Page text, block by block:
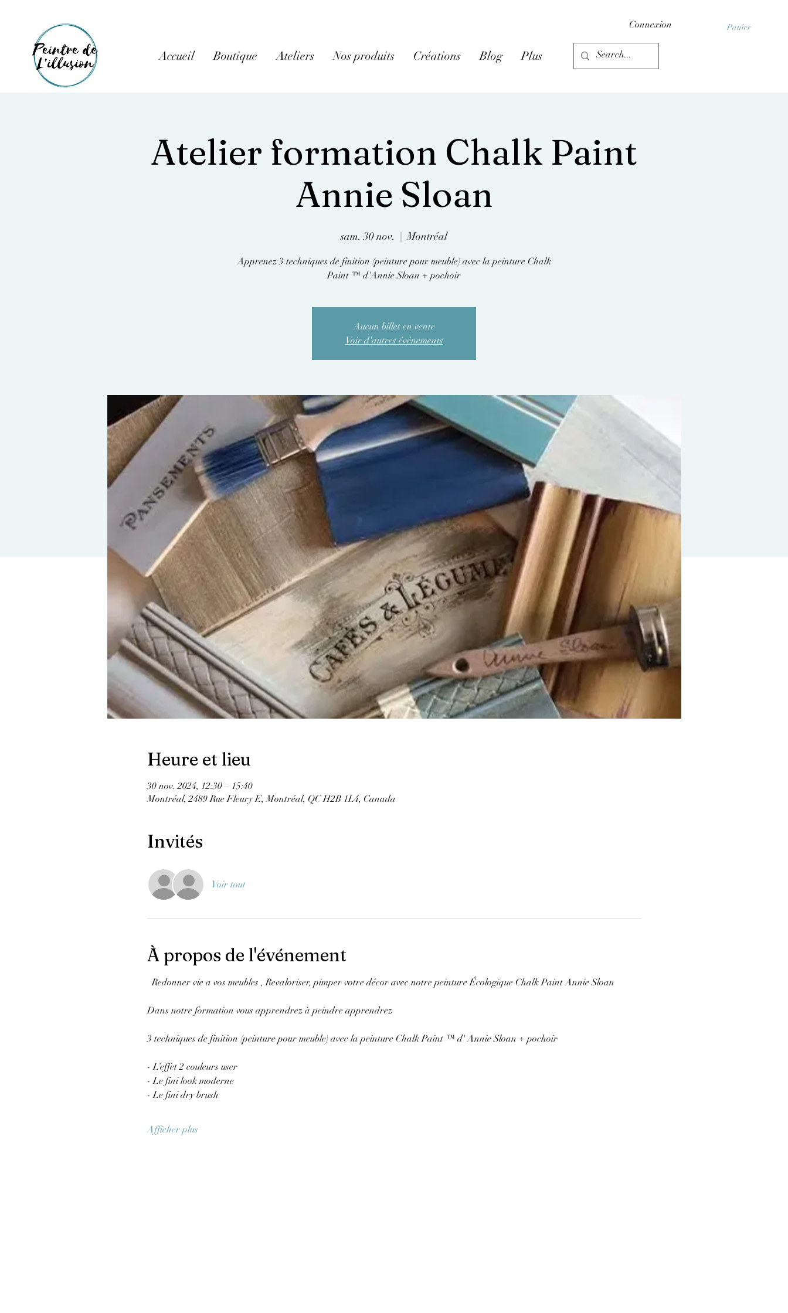
Panier
Connexion
Accueil Boutique Ateliers Nos produits Créations Blog Plus
Atelier formation Chalk Paint
Annie Sloan
sam. 30 nov.
  |
Montréal
Apprenez 3 techniques de finition (peinture pour meuble) avec la peinture Chalk
Paint ™ d'Annie Sloan + pochoir
Aucun billet en vente
Voir d'autres événements
Heure et lieu
30 nov. 2024, 12:30 – 15:40
Montréal, 2489 Rue Fleury E, Montréal, QC H2B 1L4, Canada
Invités
Voir tout
À propos de l'événement
Redonner vie a vos meubles , Revaloriser, pimper votre décor avec notre peinture Écologique Chalk Paint Annie Sloan
Dans notre formation vous apprendrez à peindre apprendrez
3 techniques de finition (peinture pour meuble) avec la peinture Chalk Paint ™ d' Annie Sloan + pochoir
- L’effet 2 couleurs user
- Le fini look moderne
- Le fini dry brush
Afficher plus